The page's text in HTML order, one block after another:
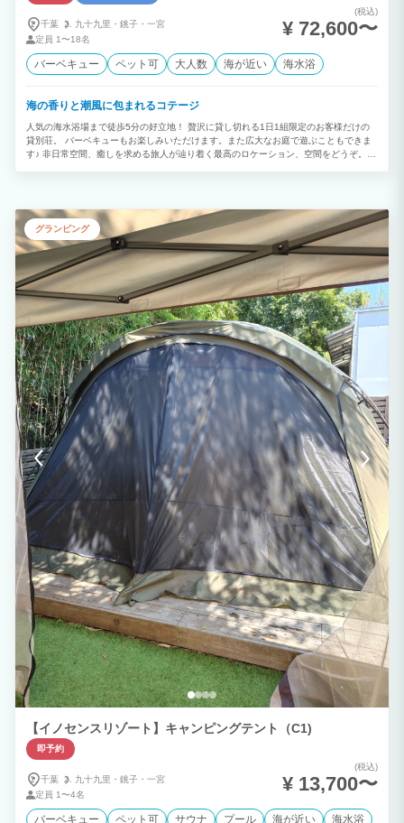
千葉 九十九里・ 銚子・ 一宮
定員 1〜18名
(税込)
¥ 72,600〜
バーベキュー ペット可 大人数 海が近い 海水浴
海の香りと潮風に包まれるコテージ
人気の海水浴場まで徒歩5分の好立地！ 贅沢に貸し切れる1日1組限定のお客様だけの
貸別荘。 バーベキューもお楽しみいただけます。また広大なお庭で遊ぶこともできま
す♪ 非日常空間、癒しを求める旅人が辿り着く最高のロケーション、空間をどうぞ。
ー付きコテージ◆ 当コテージは外にジャグジーがついております。 海の香りを感じな
がらゆっくりと楽しむことができます。 夜には星空を眺めながら入浴もでき、日頃の
疲れを癒すことができます。 是非ご利用ください。 ※ご入浴の際は必ず水着をご着用
ください。
グランピング
【イノセンスリゾート】キャンピングテント（C1)
即予約
千葉 九十九里・ 銚子・ 一宮
定員 1〜4名
(税込)
¥ 13,700〜
バーベキュー ペット可 サウナ プール 海が近い 海水浴